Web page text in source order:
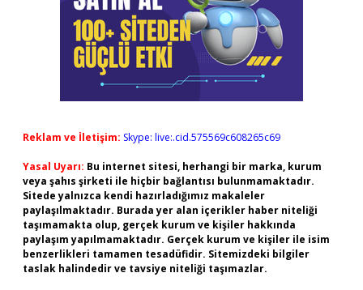
Reklam ve İletişim: Skype: live:.cid.575569c608265c69
Yasal Uyarı: Bu internet sitesi, herhangi bir marka, kurum
veya şahıs şirketi ile hiçbir bağlantısı bulunmamaktadır.
Sitede yalnızca kendi hazırladığımız makaleler
paylaşılmaktadır. Burada yer alan içerikler haber niteliği
taşımamakta olup, gerçek kurum ve kişiler hakkında
paylaşım yapılmamaktadır. Gerçek kurum ve kişiler ile isim
benzerlikleri tamamen tesadüfidir. Sitemizdeki bilgiler
taslak halindedir ve tavsiye niteliği taşımazlar.